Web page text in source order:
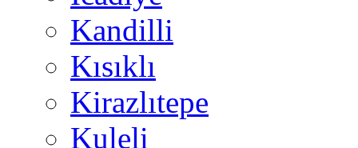
Kandilli
Kısıklı
Kirazlıtepe
Kuleli